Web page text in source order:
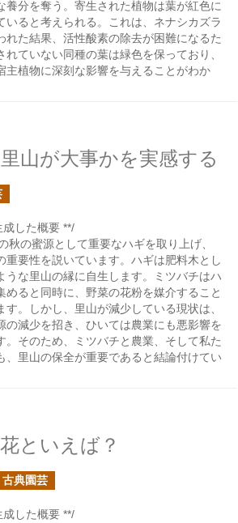
養分を奪う。寄生された植物は葉が紅色に
いると考えられる。これは、ネナシカズラ
れた結果、活性酸素の除去が困難になるた
ていない同種の葉は緑色を保っており、
主植物に深刻な影響を与えることがわか
山が大事かを実感する
成した概要 **/
秋の蜜源として重要なハギを取り上げ、
重要性を説いています。ハギは肥料木とし
うな里山の縁に自生します。ミツバチはハ
めると同時に、野菜の花粉を媒介すること
。しかし、里山が減少している現状は、
の減少を招き、ひいては農業にも悪影響を
。そのため、ミツバチと農業、そして私た
、里山の保全が重要であると結論付けてい
といえば？
古典園芸
成した概要 **/